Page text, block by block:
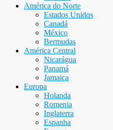
América do Norte
Estados Unidos
Canadá
México
Bermudas
América Central
Nicarágua
Panamá
Jamaica
Europa
Holanda
Romenia
Inglaterra
Espanha